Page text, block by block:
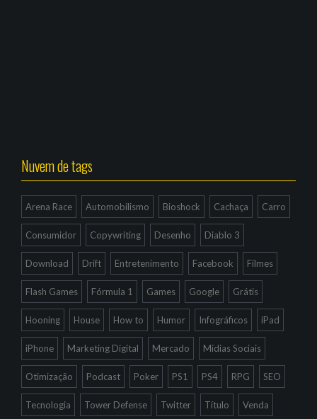
Nuvem de tags
Arena Race Automobilismo Bioshock Cachaça Carro
Consumidor Copywriting Desenho Diablo 3
Download Drift Entretenimento Facebook Filmes
Flash Games Fórmula 1 Games Google Grátis
Hooning House How to Humor Infográficos iPad
iPhone Marketing Digital Mercado Mídias Sociais
Otimização Podcast Poker PS1 PS4 RPG SEO
Tecnologia Tower Defense Twitter Título Venda